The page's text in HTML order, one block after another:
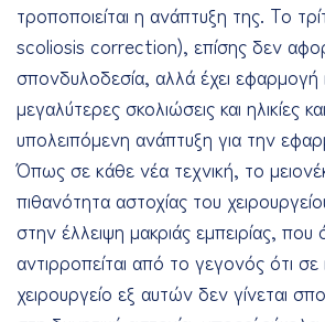
τροποποιείται η ανάπτυξη της. Το
scoliosis correction), επίσης δεν
σπονδυλοδεσία, αλλά έχει εφαρμογή
μεγαλύτερες σκολιώσεις και ηλικίες
υπολειπόμενη ανάπτυξη για την
Όπως σε κάθε νέα τεχνική, το
πιθανότητα αστοχίας του
στην έλλειψη μακριάς εμπειρίας,
αντιρροπείται από το γεγονός ότι
χειρουργείο εξ αυτών δεν γίνεται